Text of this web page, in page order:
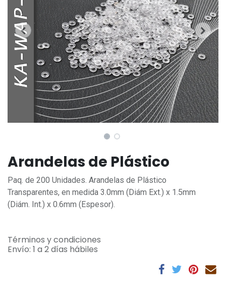
Arandelas de Plástico
Paq. de 200 Unidades. Arandelas de Plástico
Transparentes, en medida 3.0mm (Diám Ext.) x 1.5mm
(Diám. Int.) x 0.6mm (Espesor).
Términos y condiciones
Envío: 1 a 2 días hábiles